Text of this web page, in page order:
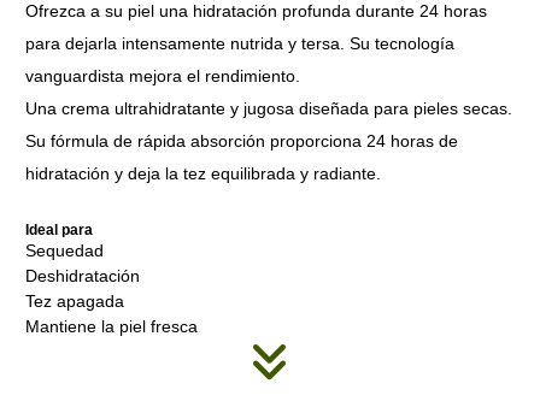
Ofrezca a su piel una hidratación profunda durante 24 horas
para dejarla intensamente nutrida y tersa. Su tecnología
vanguardista mejora el rendimiento.
Una crema ultrahidratante y jugosa diseñada para pieles secas.
Su fórmula de rápida absorción proporciona 24 horas de
hidratación y deja la tez equilibrada y radiante.
Ideal para
Sequedad
Deshidratación
Tez apagada
Mantiene la piel fresca